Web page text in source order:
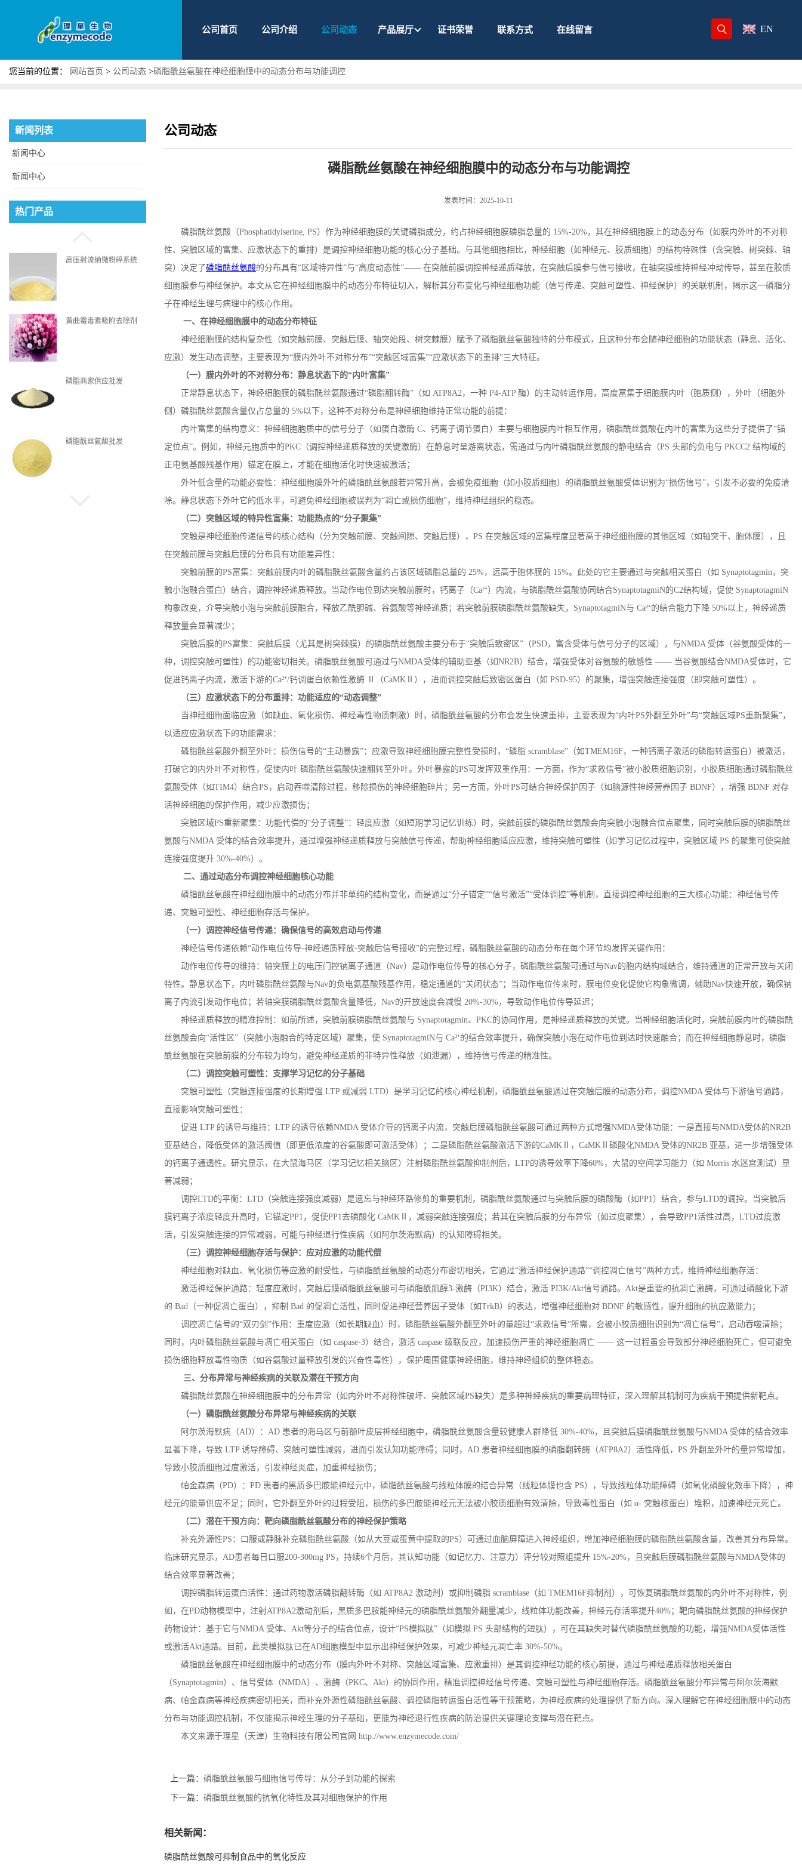
公司首页 公司介绍 公司动态 产品展厅 证书荣誉 联系方式 在线留言 EN
您当前的位置： 网站首页 > 公司动态 >磷脂酰丝氨酸在神经细胞膜中的动态分布与功能调控
新闻列表
新闻中心
新闻中心
热门产品
磷脂酰丝氨酸
高压射流纳微粉碎系统
黄曲霉毒素吸附去除剂
磷脂商家供应批发
磷脂酰丝氨酸批发
公司动态
磷脂酰丝氨酸在神经细胞膜中的动态分布与功能调控
发表时间：2025-10-11
磷脂酰丝氨酸（Phosphatidylserine, PS）作为神经细胞膜的关键磷脂成分，约占神经细胞膜磷脂总量的 15%-20%，其在神经细胞膜上的动态分布（如膜内外叶的不对称
性、突触区域的富集、应激状态下的重排）是调控神经细胞功能的核心分子基础。与其他细胞相比，神经细胞（如神经元、胶质细胞）的结构特殊性（含突触、树突棘、轴
突）决定了磷脂酰丝氨酸的分布具有“区域特异性”与“高度动态性”—— 在突触前膜调控神经递质释放，在突触后膜参与信号接收，在轴突膜维持神经冲动传导，甚至在胶质
细胞膜参与神经保护。本文从它在神经细胞膜中的动态分布特征切入，解析其分布变化与神经细胞功能（信号传递、突触可塑性、神经保护）的关联机制，揭示这一磷脂分
子在神经生理与病理中的核心作用。
一、在神经细胞膜中的动态分布特征
神经细胞膜的结构复杂性（如突触前膜、突触后膜、轴突始段、树突棘膜）赋予了磷脂酰丝氨酸独特的分布模式，且这种分布会随神经细胞的功能状态（静息、活化、
应激）发生动态调整，主要表现为“膜内外叶不对称分布”“突触区域富集”“应激状态下的重排”三大特征。
（一）膜内外叶的不对称分布：静息状态下的“内叶富集”
正常静息状态下，神经细胞膜的磷脂酰丝氨酸通过“磷脂翻转酶”（如 ATP8A2，一种 P4-ATP 酶）的主动转运作用，高度富集于细胞膜内叶（胞质侧），外叶（细胞外
侧）磷脂酰丝氨酸含量仅占总量的 5%以下，这种不对称分布是神经细胞维持正常功能的前提：
内叶富集的结构意义：神经细胞胞质中的信号分子（如蛋白激酶 C、钙离子调节蛋白）主要与细胞膜内叶相互作用，磷脂酰丝氨酸在内叶的富集为这些分子提供了“锚
定位点”。例如，神经元胞质中的PKC （调控神经递质释放的关键激酶）在静息时呈游离状态，需通过与内叶磷脂酰丝氨酸的静电结合（PS 头部的负电与 PKCC2 结构域的
正电氨基酸残基作用）锚定在膜上，才能在细胞活化时快速被激活；
外叶低含量的功能必要性：神经细胞膜外叶的磷脂酰丝氨酸若异常升高，会被免疫细胞（如小胶质细胞）的磷脂酰丝氨酸受体识别为“损伤信号”，引发不必要的免疫清
除。静息状态下外叶它的低水平，可避免神经细胞被误判为“凋亡或损伤细胞”，维持神经组织的稳态。
（二）突触区域的特异性富集：功能热点的“分子聚集”
突触是神经细胞传递信号的核心结构（分为突触前膜、突触间隙、突触后膜）， PS 在突触区域的富集程度显著高于神经细胞膜的其他区域（如轴突干、胞体膜），且
在突触前膜与突触后膜的分布具有功能差异性：
突触前膜的PS富集：突触前膜内叶的磷脂酰丝氨酸含量约占该区域磷脂总量的 25%，远高于胞体膜的 15%。此处的它主要通过与突触相关蛋白（如 Synaptotagmin，突
触小泡融合蛋白）结合，调控神经递质释放。当动作电位到达突触前膜时，钙离子（Ca²⁺）内流，与磷脂酰丝氨酸协同结合SynaptotagmiN的C2结构域，促使 SynaptotagmiN
构象改变，介导突触小泡与突触前膜融合，释放乙酰胆碱、谷氨酸等神经递质；若突触前膜磷脂酰丝氨酸缺失， SynaptotagmiN与 Ca²⁺的结合能力下降 50%以上，神经递质
释放量会显著减少；
突触后膜的PS富集：突触后膜（尤其是树突棘膜）的磷脂酰丝氨酸主要分布于“突触后致密区”（PSD，富含受体与信号分子的区域），与NMDA 受体（谷氨酸受体的一
种，调控突触可塑性）的功能密切相关。磷脂酰丝氨酸可通过与NMDA受体的辅助亚基（如NR2B）结合，增强受体对谷氨酸的敏感性 —— 当谷氨酸结合NMDA受体时，它
促进钙离子内流，激活下游的Ca²⁺/钙调蛋白依赖性激酶 Ⅱ（CaMK Ⅱ），进而调控突触后致密区蛋白（如 PSD-95）的聚集，增强突触连接强度（即突触可塑性）。
（三）应激状态下的分布重排：功能适应的“动态调整”
当神经细胞面临应激（如缺血、氧化损伤、神经毒性物质刺激）时，磷脂酰丝氨酸的分布会发生快速重排，主要表现为“内叶PS外翻至外叶”与“突触区域PS重新聚集”，
以适应应激状态下的功能需求：
磷脂酰丝氨酸外翻至外叶：损伤信号的“主动暴露”：应激导致神经细胞膜完整性受损时，“磷脂 scramblase”（如TMEM16F，一种钙离子激活的磷脂转运蛋白）被激活，
打破它的内外叶不对称性，促使内叶 磷脂酰丝氨酸快速翻转至外叶。外叶暴露的PS 可发挥双重作用：一方面，作为“求救信号”被小胶质细胞识别，小胶质细胞通过磷脂酰丝
氨酸受体（如TIM4）结合PS ，启动吞噬清除过程，移除损伤的神经细胞碎片；另一方面，外叶PS 可结合神经保护因子（如脑源性神经营养因子 BDNF），增强 BDNF 对存
活神经细胞的保护作用，减少应激损伤；
突触区域PS重新聚集：功能代偿的“分子调整”：轻度应激（如短期学习记忆训练）时，突触前膜的磷脂酰丝氨酸会向突触小泡融合位点聚集，同时突触后膜的磷脂酰丝
氨酸与NMDA 受体的结合效率提升，通过增强神经递质释放与突触信号传递，帮助神经细胞适应应激，维持突触可塑性（如学习记忆过程中，突触区域 PS 的聚集可使突触
连接强度提升 30%-40%）。
二、通过动态分布调控神经细胞核心功能
磷脂酰丝氨酸在神经细胞膜中的动态分布并非单纯的结构变化，而是通过“分子锚定”“信号激活”“受体调控”等机制，直接调控神经细胞的三大核心功能：神经信号传
递、突触可塑性、神经细胞存活与保护。
（一）调控神经信号传递：确保信号的高效启动与传递
神经信号传递依赖“动作电位传导-神经递质释放-突触后信号接收”的完整过程，磷脂酰丝氨酸的动态分布在每个环节均发挥关键作用：
动作电位传导的维持：轴突膜上的电压门控钠离子通道（Nav）是动作电位传导的核心分子，磷脂酰丝氨酸可通过与Nav的胞内结构域结合，维持通道的正常开放与关闭
特性。静息状态下，内叶磷脂酰丝氨酸与Nav的负电氨基酸残基作用，稳定通道的“关闭状态”；当动作电位传来时，膜电位变化促使它构象微调，辅助Nav快速开放，确保钠
离子内流引发动作电位；若轴突膜磷脂酰丝氨酸含量降低， Nav的开放速度会减慢 20%-30%，导致动作电位传导延迟；
神经递质释放的精准控制：如前所述，突触前膜磷脂酰丝氨酸与 Synaptotagmin、 PKC的协同作用，是神经递质释放的关键。当神经细胞活化时，突触前膜内叶的磷脂酰
丝氨酸会向“活性区”（突触小泡融合的特定区域）聚集，使 SynaptotagmiN与 Ca²⁺的结合效率提升，确保突触小泡在动作电位到达时快速融合；而在神经细胞静息时，磷脂
酰丝氨酸在突触前膜的分布较为均匀，避免神经递质的非特异性释放（如泄漏），维持信号传递的精准性。
（二）调控突触可塑性：支撑学习记忆的分子基础
突触可塑性（突触连接强度的长期增强 LTP 或减弱 LTD）是学习记忆的核心神经机制，磷脂酰丝氨酸通过在突触后膜的动态分布，调控NMDA 受体与下游信号通路，
直接影响突触可塑性：
促进 LTP 的诱导与维持： LTP 的诱导依赖NMDA 受体介导的钙离子内流，突触后膜磷脂酰丝氨酸可通过两种方式增强NMDA受体功能：一是直接与NMDA受体的NR2B
亚基结合，降低受体的激活阈值（即更低浓度的谷氨酸即可激活受体）；二是磷脂酰丝氨酸激活下游的CaMK Ⅱ， CaMK Ⅱ磷酸化NMDA 受体的NR2B 亚基，进一步增强受体
的钙离子通透性。研究显示，在大鼠海马区（学习记忆相关脑区）注射磷脂酰丝氨酸抑制剂后， LTP的诱导效率下降60%，大鼠的空间学习能力（如 Morris 水迷宫测试）显
著减弱；
调控LTD的平衡： LTD （突触连接强度减弱）是遗忘与神经环路修剪的重要机制，磷脂酰丝氨酸通过与突触后膜的磷酸酶（如PP1）结合，参与LTD的调控。当突触后
膜钙离子浓度轻度升高时，它锚定PP1 ，促使PP1去磷酸化 CaMK Ⅱ，减弱突触连接强度；若其在突触后膜的分布异常（如过度聚集），会导致PP1活性过高， LTD过度激
活，引发突触连接的异常减弱，可能与神经退行性疾病（如阿尔茨海默病）的认知障碍相关。
（三）调控神经细胞存活与保护：应对应激的功能代偿
神经细胞对缺血、氧化损伤等应激的耐受性，与磷脂酰丝氨酸的动态分布密切相关，它通过“激活神经保护通路”“调控凋亡信号”两种方式，维持神经细胞存活：
激活神经保护通路：轻度应激时，突触后膜磷脂酰丝氨酸可与磷脂酰肌醇3-激酶（PI3K）结合，激活 PI3K/Akt信号通路。 Akt是重要的抗凋亡激酶，可通过磷酸化下游
的 Bad （一种促凋亡蛋白），抑制 Bad 的促凋亡活性，同时促进神经营养因子受体（如TrkB）的表达，增强神经细胞对 BDNF 的敏感性，提升细胞的抗应激能力；
调控凋亡信号的“双刃剑”作用：重度应激（如长期缺血）时，磷脂酰丝氨酸外翻至外叶的量超过“求救信号”所需，会被小胶质细胞识别为“凋亡信号”，启动吞噬清除；
同时，内叶磷脂酰丝氨酸与凋亡相关蛋白（如 caspase-3）结合，激活 caspase 级联反应，加速损伤严重的神经细胞凋亡 —— 这一过程虽会导致部分神经细胞死亡，但可避免
损伤细胞释放毒性物质（如谷氨酸过量释放引发的兴奋性毒性），保护周围健康神经细胞，维持神经组织的整体稳态。
三、分布异常与神经疾病的关联及潜在干预方向
磷脂酰丝氨酸在神经细胞膜中的分布异常（如内外叶不对称性破坏、突触区域PS缺失）是多种神经疾病的重要病理特征，深入理解其机制可为疾病干预提供新靶点。
（一）磷脂酰丝氨酸分布异常与神经疾病的关联
阿尔茨海默病（AD）： AD 患者的海马区与前额叶皮层神经细胞中，磷脂酰丝氨酸含量较健康人群降低 30%-40%，且突触后膜磷脂酰丝氨酸与NMDA 受体的结合效率
显著下降，导致 LTP 诱导障碍、突触可塑性减弱，进而引发认知功能障碍；同时， AD 患者神经细胞膜的磷脂翻转酶（ATP8A2）活性降低， PS 外翻至外叶的量异常增加，
导致小胶质细胞过度激活，引发神经炎症，加重神经损伤；
帕金森病（PD）： PD 患者的黑质多巴胺能神经元中，磷脂酰丝氨酸与线粒体膜的结合异常（线粒体膜也含 PS），导致线粒体功能障碍（如氧化磷酸化效率下降），神
经元的能量供应不足；同时，它外翻至外叶的过程受阻，损伤的多巴胺能神经元无法被小胶质细胞有效清除，导致毒性蛋白（如 α- 突触核蛋白）堆积，加速神经元死亡。
（二）潜在干预方向：靶向磷脂酰丝氨酸分布的神经保护策略
补充外源性PS ：口服或静脉补充磷脂酰丝氨酸（如从大豆或蛋黄中提取的PS）可通过血脑屏障进入神经组织，增加神经细胞膜的磷脂酰丝氨酸含量，改善其分布异常。
临床研究显示， AD患者每日口服200-300mg PS ，持续6个月后，其认知功能（如记忆力、注意力）评分较对照组提升 15%-20%，且突触后膜磷脂酰丝氨酸与NMDA受体的
结合效率显著改善；
调控磷脂转运蛋白活性：通过药物激活磷脂翻转酶（如 ATP8A2 激动剂）或抑制磷脂 scramblase （如 TMEM16F抑制剂），可恢复磷脂酰丝氨酸的内外叶不对称性，例
如，在PD动物模型中，注射ATP8A2激动剂后，黑质多巴胺能神经元的磷脂酰丝氨酸外翻量减少，线粒体功能改善，神经元存活率提升40%；靶向磷脂酰丝氨酸的神经保护
药物设计：基于它与NMDA 受体、 Akt等分子的结合位点，设计“PS模拟肽”（如模拟 PS 头部结构的短肽），可在其缺失时替代磷脂酰丝氨酸的功能，增强NMDA受体活性
或激活Akt通路。目前，此类模拟肽已在AD细胞模型中显示出神经保护效果，可减少神经元凋亡率 30%-50%。
磷脂酰丝氨酸在神经细胞膜中的动态分布（膜内外叶不对称、突触区域富集、应激重排）是其调控神经功能的核心前提，通过与神经递质释放相关蛋白
（Synaptotagmin）、信号受体（NMDA）、激酶（PKC、 Akt）的协同作用，精准调控神经信号传递、突触可塑性与神经细胞存活。磷脂酰丝氨酸分布异常与阿尔茨海默
病、帕金森病等神经疾病密切相关，而补充外源性磷脂酰丝氨酸、调控磷脂转运蛋白活性等干预策略，为神经疾病的处理提供了新方向。深入理解它在神经细胞膜中的动态
分布与功能调控机制，不仅能揭示神经生理的分子基础，更能为神经退行性疾病的防治提供关键理论支撑与潜在靶点。
本文来源于理星（天津）生物科技有限公司官网 http://www.enzymecode.com/
上一篇： 磷脂酰丝氨酸与细胞信号传导：从分子到功能的探索
下一篇： 磷脂酰丝氨酸的抗氧化特性及其对细胞保护的作用
相关新闻：
磷脂酰丝氨酸可抑制食品中的氧化反应